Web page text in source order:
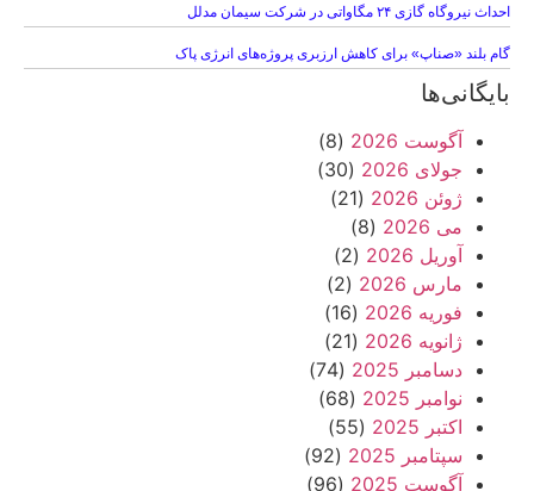
احداث نیروگاه گازی ۲۴ مگاواتی در شرکت سیمان مدلل
گام بلند «صناپ» برای کاهش ارزبری پروژه‌های انرژی پاک
بایگانی‌ها
آگوست 2026
(8)
جولای 2026
(30)
ژوئن 2026
(21)
می 2026
(8)
آوریل 2026
(2)
مارس 2026
(2)
فوریه 2026
(16)
ژانویه 2026
(21)
دسامبر 2025
(74)
نوامبر 2025
(68)
اکتبر 2025
(55)
سپتامبر 2025
(92)
آگوست 2025
(96)